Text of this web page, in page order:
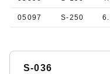
05097 S-250
S-036